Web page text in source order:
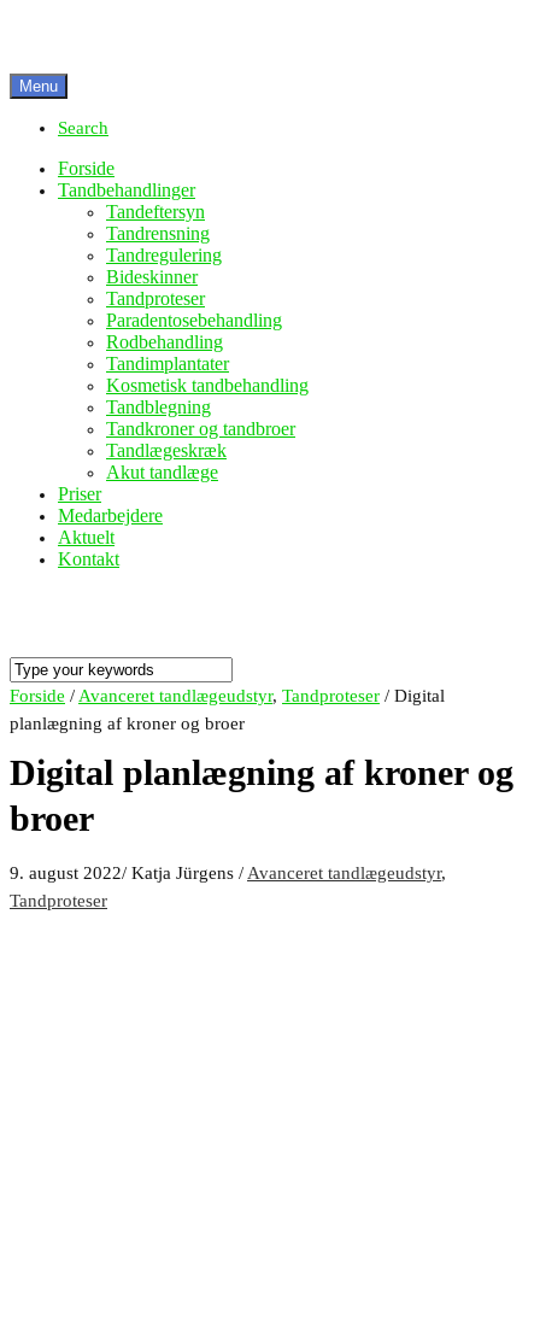
Menu
Search
Forside
Tandbehandlinger
Tandeftersyn
Tandrensning
Tandregulering
Bideskinner
Tandproteser
Paradentosebehandling
Rodbehandling
Tandimplantater
Kosmetisk tandbehandling
Tandblegning
Tandkroner og tandbroer
Tandlægeskræk
Akut tandlæge
Priser
Medarbejdere
Aktuelt
Kontakt
Forside / Avanceret tandlægeudstyr, Tandproteser / Digital
planlægning af kroner og broer
Digital planlægning af kroner og
broer
9. august 2022/ Katja Jürgens / Avanceret tandlægeudstyr,
Tandproteser